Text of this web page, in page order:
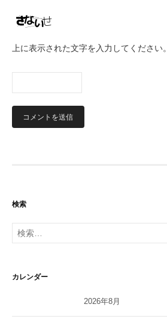
上に表示された文字を入力してください。
検索
検
索:
カレンダー
2026年8月